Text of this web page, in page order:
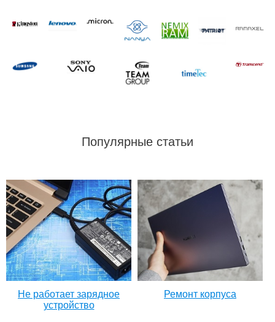
Популярные статьи
Не работает зарядное
устройство
Ремонт корпуса